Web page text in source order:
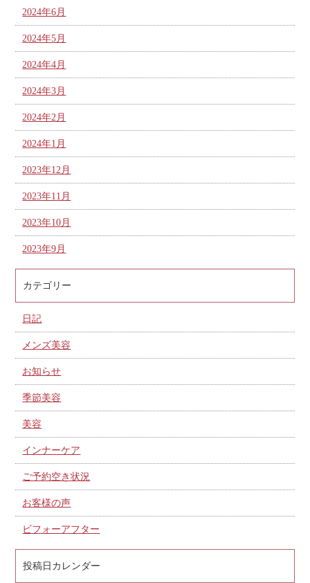
2024年6月
2024年5月
2024年4月
2024年3月
2024年2月
2024年1月
2023年12月
2023年11月
2023年10月
2023年9月
カテゴリー
日記
メンズ美容
お知らせ
季節美容
美容
インナーケア
ご予約空き状況
お客様の声
ビフォーアフター
投稿日カレンダー